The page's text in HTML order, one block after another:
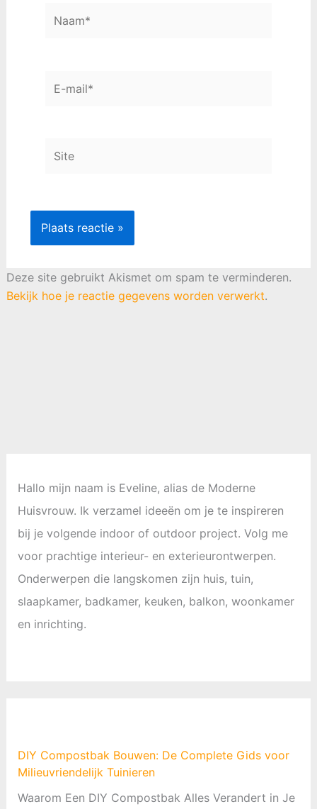
mail*
Deze site gebruikt Akismet om spam te verminderen.
Bekijk hoe je reactie gegevens worden verwerkt.
Hallo mijn naam is Eveline, alias de Moderne
Huisvrouw. Ik verzamel ideeën om je te inspireren
bij je volgende indoor of outdoor project. Volg me
voor prachtige interieur- en exterieurontwerpen.
Onderwerpen die langskomen zijn huis, tuin,
slaapkamer, badkamer, keuken, balkon, woonkamer
en inrichting.
DIY Compostbak Bouwen: De Complete Gids voor
Milieuvriendelijk Tuinieren
Waarom Een DIY Compostbak Alles Verandert in Je